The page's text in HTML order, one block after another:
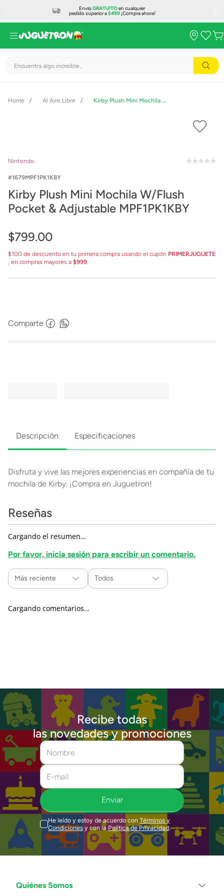
EnvíoGRATUITOen cualquier
pedido superior a$499¡Compra ahora!
Encuentra algo increíble...
Al Aire Libre Kirby Plush Mini Mochila W/Flush Pocket & Adjustable MPF1PK1KBY
Nintendo
1679MPF1PK1KBY
Kirby Plush Mini Mochila W/Flush
Pocket & Adjustable MPF1PK1KBY
$799.00
$100 de descuento en tu primera compra usando el cupón PRIMERJUGUETE
, en compras mayores a $999.
Comparte
Descripción Especificaciones
Disfruta y vive las mejores experiencias en compañía de tu
mochila de Kirby. ¡Compra en Juguetron!
Reseñas
Cargando el resumen…
Por favor, inicia sesión para escribir un comentario.
Más reciente Todos
Cargando comentarios…
Recibe todas
las novedades y promociones
Enviar
He leído y estoy de acuerdo con Términos y
Condiciones y con la Política de Privacidad.
Quiénes Somos